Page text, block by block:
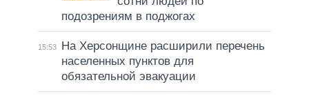
подозрениям в поджогах
15:53
На Херсонщине расширили перечень
населенных пунктов для
обязательной эвакуации